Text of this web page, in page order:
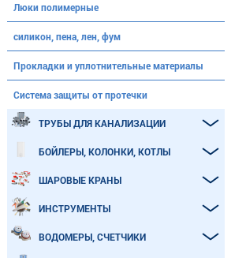
Люки полимерные
силикон, пена, лен, фум
Прокладки и уплотнительные материалы
Система защиты от протечки
ТРУБЫ ДЛЯ КАНАЛИЗАЦИИ
БОЙЛЕРЫ, КОЛОНКИ, КОТЛЫ
ШАРОВЫЕ КРАНЫ
ИНСТРУМЕНТЫ
ВОДОМЕРЫ, СЧЕТЧИКИ